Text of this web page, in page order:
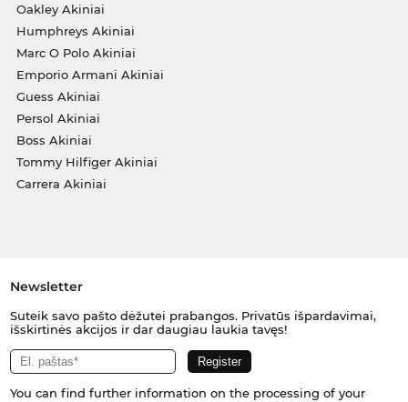
Oakley Akiniai
Humphreys Akiniai
Marc O Polo Akiniai
Emporio Armani Akiniai
Guess Akiniai
Persol Akiniai
Boss Akiniai
Tommy Hilfiger Akiniai
Carrera Akiniai
Newsletter
Suteik savo pašto dėžutei prabangos. Privatūs išpardavimai,
išskirtinės akcijos ir dar daugiau laukia tavęs!
You can find further information on the processing of your